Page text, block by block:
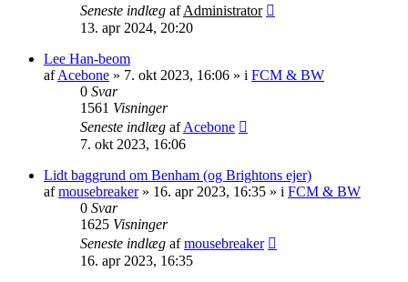
Seneste indlæg afAdministrator
13. apr 2024, 20:20
Lee Han-beom
afAcebone » 7. okt 2023, 16:06 » i FCM & BW
0 Svar
1561 Visninger
Seneste indlæg afAcebone
7. okt 2023, 16:06
Lidt baggrund om Benham (og Brightons ejer)
afmousebreaker» 16. apr 2023, 16:35 » i FCM & BW
0 Svar
1625 Visninger
Seneste indlæg afmousebreaker
16. apr 2023, 16:35